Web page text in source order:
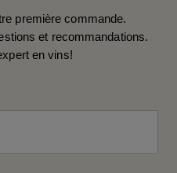
première commande.
et recommandations.
en vins!